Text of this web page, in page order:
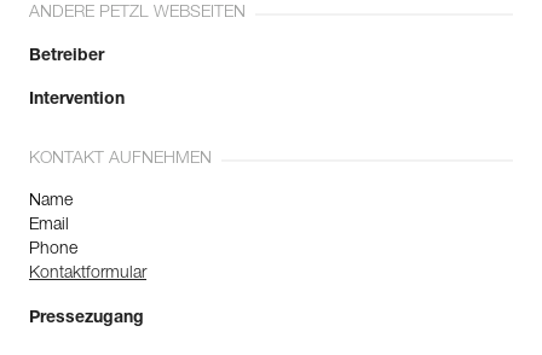
ANDERE PETZL WEBSEITEN
Betreiber
Intervention
KONTAKT AUFNEHMEN
Name
Email
Phone
Kontaktformular
Pressezugang